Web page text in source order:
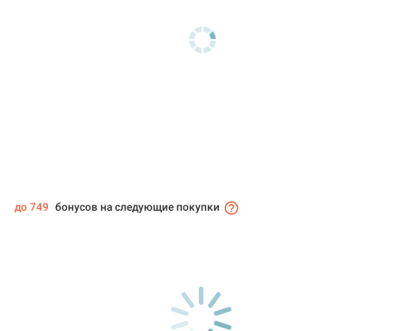
до 749 бонусов на следующие покупки